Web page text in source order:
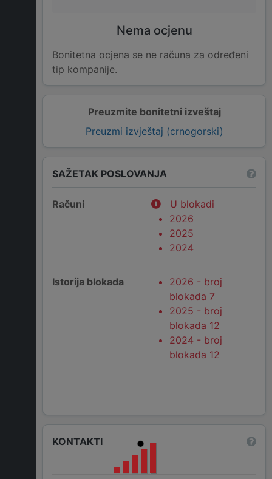
Preuzmite bonitetni izveštaj
Preuzmi izvještaj (crnogorski)
Nema ocjenu
Bonitetna ocjena se ne računa za određeni
tip kompanije.
SAŽETAK POSLOVANJA
Računi
U blokadi
2026
2025
2024
Istorija blokada
2026 - broj
blokada 7
2025 - broj
blokada 12
2024 - broj
blokada 12
KONTAKTI